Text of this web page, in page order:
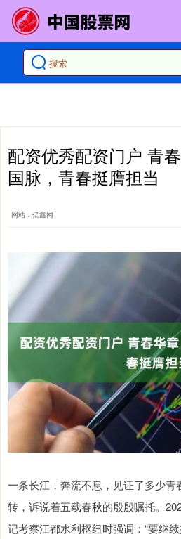
配资优秀配资门户 青
国脉，青春挺膺担当
网站：亿鑫网
一条长江，奔流不息，见证了多少
转，诉说着五载春秋的殷殷嘱托。
记考察江都水利枢纽时强调：“要继